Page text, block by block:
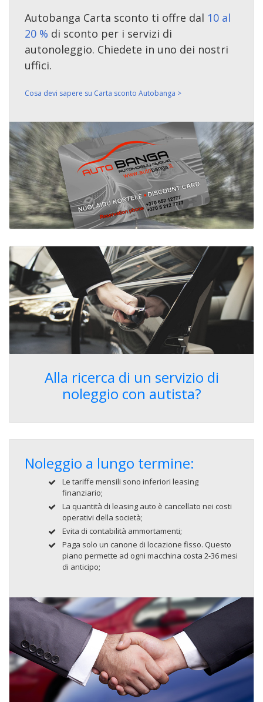
Autobanga Carta sconto ti offre dal 10 al
20 % di sconto per i servizi di
autonoleggio. Chiedete in uno dei nostri
uffici.
Cosa devi sapere su Carta sconto Autobanga >
Alla ricerca di un servizio di
noleggio con autista?
Noleggio a lungo termine:
Le tariffe mensili sono inferiori leasing
finanziario;
La quantità di leasing auto è cancellato nei costi
operativi della società;
Evita di contabilità ammortamenti;
Paga solo un canone di locazione fisso. Questo
piano permette ad ogni macchina costa 2-36 mesi
di anticipo;